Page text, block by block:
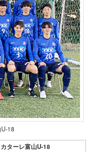
18
カターレ富山U-18